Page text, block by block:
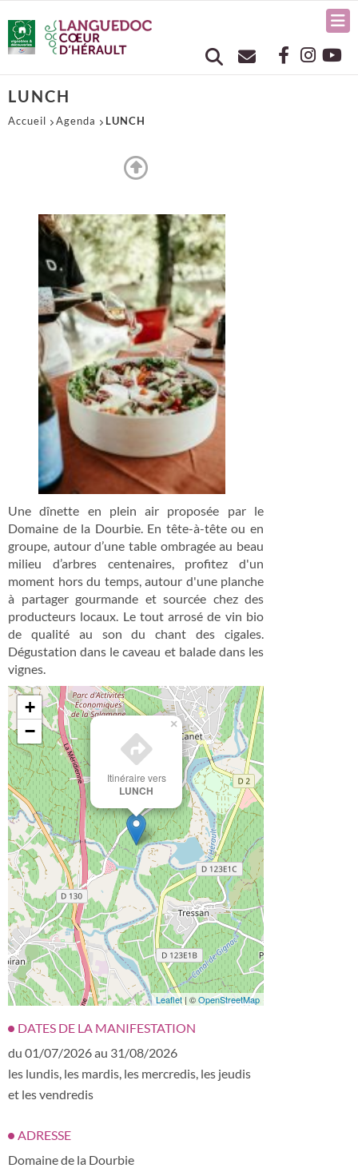
LUNCH
Accueil Agenda LUNCH
Une dînette en plein air proposée par le
Domaine de la Dourbie. En tête-à-tête ou en
groupe, autour d’une table ombragée au beau
milieu d’arbres centenaires, profitez d'un
moment hors du temps, autour d'une planche
à partager gourmande et sourcée chez des
producteurs locaux. Le tout arrosé de vin bio
de qualité au son du chant des cigales.
Dégustation dans le caveau et balade dans les
vignes.
Itinéraire vers
LUNCH
×
+
−
Leaflet| ©OpenStreetMap
DATES DE LA MANIFESTATION
du 01/07/2026 au 31/08/2026
les lundis, les mardis, les mercredis, les jeudis
et les vendredis
ADRESSE
Domaine de la Dourbie